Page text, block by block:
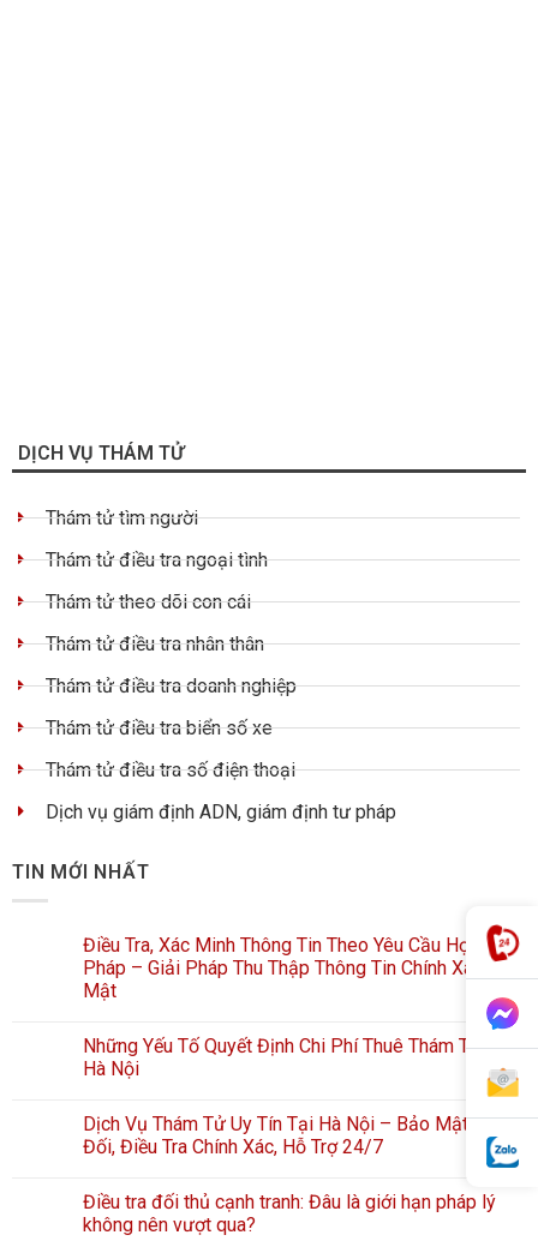
DỊCH VỤ THÁM TỬ
Thám tử tìm người
Thám tử điều tra ngoại tình
Thám tử theo dõi con cái
Thám tử điều tra nhân thân
Thám tử điều tra doanh nghiệp
Thám tử điều tra biển số xe
Thám tử điều tra số điện thoại
Dịch vụ giám định ADN, giám định tư pháp
TIN MỚI NHẤT
Điều Tra, Xác Minh Thông Tin Theo Yêu Cầu Hợp
Pháp – Giải Pháp Thu Thập Thông Tin Chính Xác, Bảo
Mật
Những Yếu Tố Quyết Định Chi Phí Thuê Thám Tử Tại
Hà Nội
Dịch Vụ Thám Tử Uy Tín Tại Hà Nội – Bảo Mật Tuyệt
Đối, Điều Tra Chính Xác, Hỗ Trợ 24/7
Điều tra đối thủ cạnh tranh: Đâu là giới hạn pháp lý
không nên vượt qua?